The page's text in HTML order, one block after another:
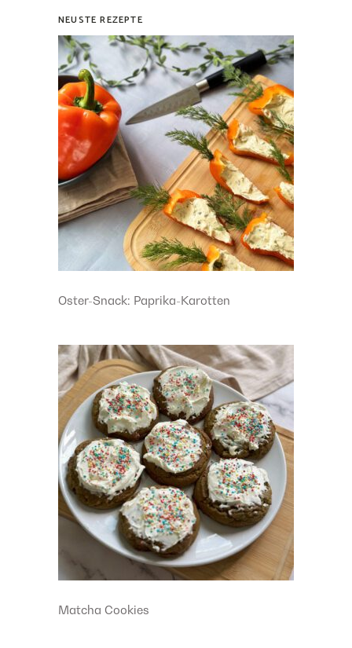
NEUSTE REZEPTE
Oster-Snack: Paprika-Karotten
Matcha Cookies